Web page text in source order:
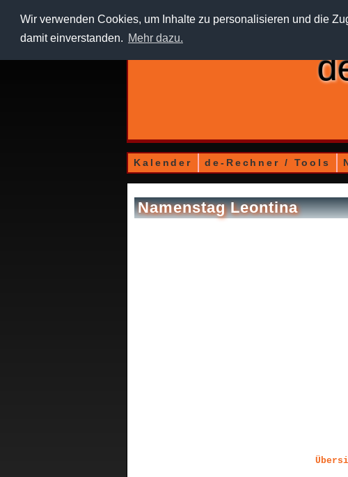
Wir verwenden Cookies, um Inhalte zu personalisieren und die
damit einverstanden. Mehr dazu.
Kalender de-Rechner / Tools
Namenstag Leontina